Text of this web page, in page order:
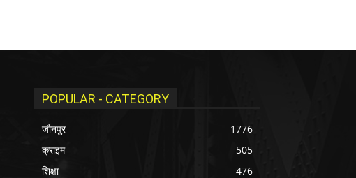
POPULAR - CATEGORY
जौनपुर
1776
क्राइम
505
शिक्षा
476